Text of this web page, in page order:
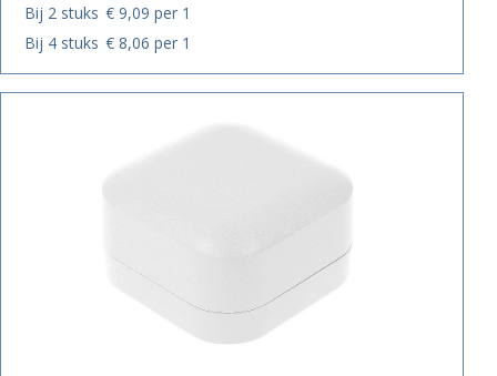
Bij 2 stuks € 9,09 per 1
Bij 4 stuks € 8,06 per 1